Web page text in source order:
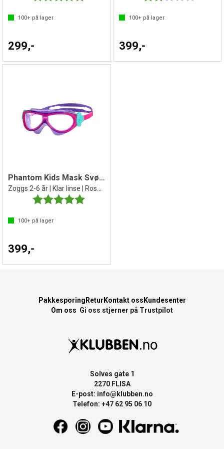
100+ på lager
299,-
100+på lager
399,-
Phantom Kids Mask Svømmebrille barn
Karakter:
5.0 av 5 mulige
100+ på lager
399,-
Pakkesporing Retur Kontakt oss Kundesenter
Om oss Gi oss stjerner på Trustpilot
Solves gate 1
2270 FLISA
E-post: info@klubben.no
Telefon: +47 62 95 06 10